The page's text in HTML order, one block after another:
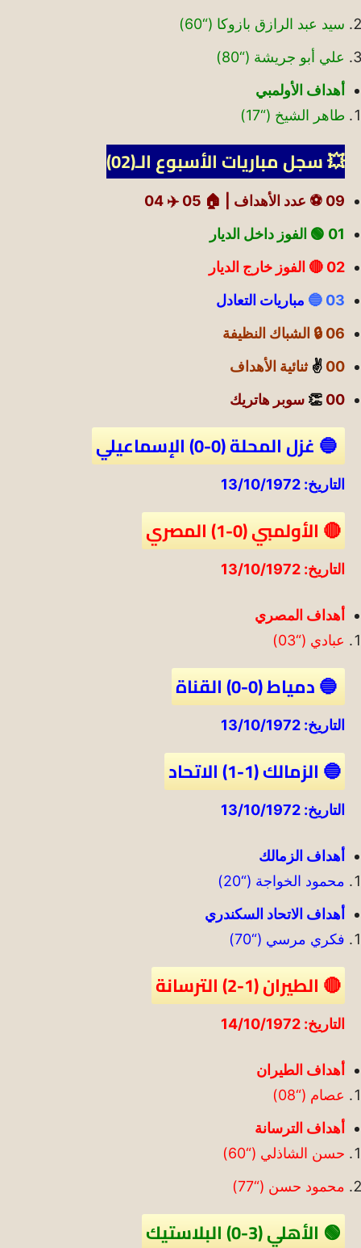
سيد عبد الرازق بازوكا (“60)
علي أبو جريشة (“80)
أهداف الأولمبي
طاهر الشيخ (“17)
💥 سجل مباريات الأسبوع الـ(02)
09 ⚽ عدد الأهداف | 🏠 05
✈️ 04
01 🟢
الفوز داخل الديار
02 🔴 الفوز خارج الديار
03 🔵
مباريات التعادل
06 🔒 الشباك النظيفة
00
✌️ ثنائية الأهداف
00
👏 سوبر هاتريك
🔵 غزل المحلة (0-0) الإسماعيلي
التاريخ: 13/10/1972
🔴 الأولمبي (0-1) المصري
التاريخ: 13/10/1972
أهداف المصري
عبادي (“03)
🔵 دمياط (0-0) القناة
التاريخ: 13/10/1972
🔵 الزمالك (1-1) الاتحاد
التاريخ: 13/10/1972
أهداف الزمالك
محمود الخواجة (“20)
أهداف الاتحاد السكندري
فكري مرسي (“70)
🔴 الطيران (1-2) الترسانة
التاريخ: 14/10/1972
أهداف الطيران
عصام (“08)
أهداف الترسانة
حسن الشاذلي (“60)
محمود حسن (“77)
🟢 الأهلي (3-0) البلاستيك